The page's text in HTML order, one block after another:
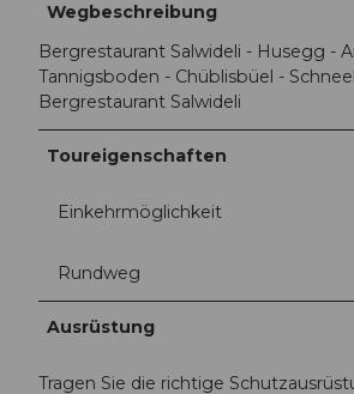
Wegbeschreibung
Bergrestaurant Salwideli - Husegg -
Tannigsboden - Chüblisbüel -
Bergrestaurant Salwideli
Toureigenschaften
Einkehrmöglichkeit
Rundweg
Ausrüstung
Tragen Sie die richtige